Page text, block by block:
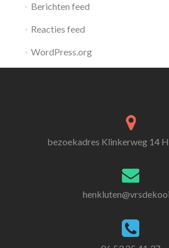
Berichten feed
Reacties feed
WordPress.org
bezoekadres Klinkerweg 14